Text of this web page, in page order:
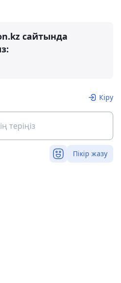
сайтында
Кіру
Пікір жазу